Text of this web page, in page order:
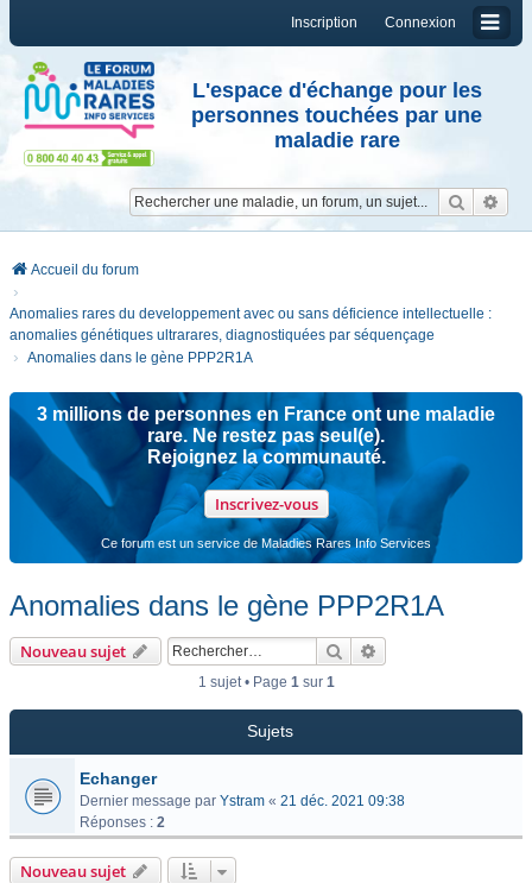
Connexion
Inscription
L'espace d'échange pour les
personnes touchées par une
maladie rare
Accueil du forum
Anomalies rares du developpement avec ou sans déficience intellectuelle :
anomalies génétiques ultrarares, diagnostiquées par séquençage
Anomalies dans le gène PPP2R1A
3 millions de personnes en France ont une maladie
rare. Ne restez pas seul(e).
Rejoignez la communauté.
Inscrivez-vous
Ce forum est un service de Maladies Rares Info Services
Anomalies dans le gène PPP2R1A
Nouveau sujet Rechercher
1 sujet • Page 1sur 1
Sujets
Echanger
Dernier message par Ystram « 21 déc. 2021 09:38
Réponses : 2
Nouveau sujet